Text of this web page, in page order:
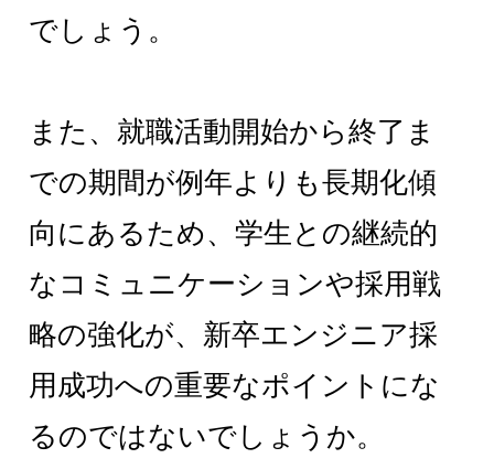
でしょう。
また、就職活動開始から終了ま
での期間が例年よりも長期化傾
向にあるため、学生との継続的
なコミュニケーションや採用戦
略の強化が、新卒エンジニア採
用成功への重要なポイントにな
るのではないでしょうか。